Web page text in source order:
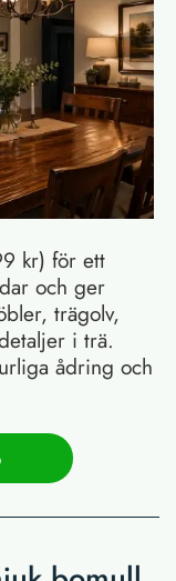
kr) för ett
och ger
trägolv,
i trä.
ådring och